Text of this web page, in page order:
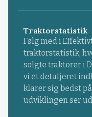
Traktorstatistik
Følg med i
traktorstatistik,
solgte traktorer i
vi et detaljeret
klarer sig bedst
udviklingen ser ud